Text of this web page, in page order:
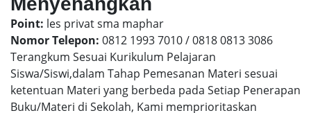
Point: les privat sma maphar
Nomor Telepon: 0812 1993 7010 / 0818 0813 3086
Terangkum Sesuai Kurikulum Pelajaran
Siswa/Siswi,dalam Tahap Pemesanan Materi sesuai
ketentuan Materi yang berbeda pada Setiap Penerapan
Buku/Materi di Sekolah, Kami memprioritaskan